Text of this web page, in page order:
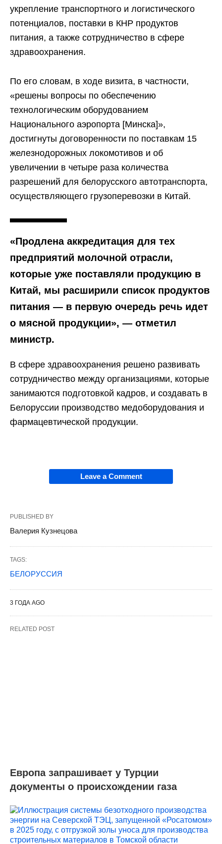
укрепление транспортного и логистического
потенциалов, поставки в КНР продуктов
питания, а также сотрудничество в сфере
здравоохранения.
По его словам, в ходе визита, в частности,
«решены вопросы по обеспечению
технологическим оборудованием
Национального аэропорта [Минска]»,
достигнуты договоренности по поставкам 15
железнодорожных локомотивов и об
увеличении в четыре раза количества
разрешений для белорусского автотранспорта,
осуществляющего грузоперевозки в Китай.
«Продлена аккредитация для тех
предприятий молочной отрасли,
которые уже поставляли продукцию в
Китай, мы расширили список продуктов
питания — в первую очередь речь идет
о мясной продукции», — отметил
министр.
В сфере здравоохранения решено развивать
сотрудничество между организациями, которые
занимаются подготовкой кадров, и создавать в
Белоруссии производство медоборудования и
фармацевтической продукции.
Leave a Comment
PUBLISHED BY
Валерия Кузнецова
TAGS:
БЕЛОРУССИЯ
3 ГОДА AGO
RELATED POST
Европа запрашивает у Турции
документы о происхождении газа